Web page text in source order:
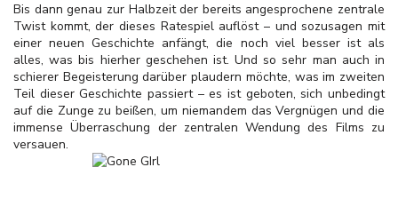
Bis dann genau zur Halbzeit der bereits angesprochene zentrale
Twist kommt, der dieses Ratespiel auflöst – und sozusagen mit
einer neuen Geschichte anfängt, die noch viel besser ist als
alles, was bis hierher geschehen ist. Und so sehr man auch in
schierer Begeisterung darüber plaudern möchte, was im zweiten
Teil dieser Geschichte passiert – es ist geboten, sich unbedingt
auf die Zunge zu beißen, um niemandem das Vergnügen und die
immense Überraschung der zentralen Wendung des Films zu
versauen.